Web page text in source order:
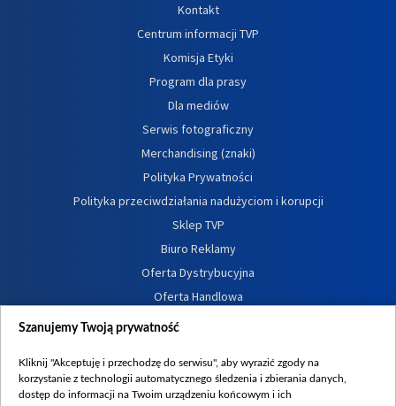
Kontakt
Centrum informacji TVP
Komisja Etyki
Program dla prasy
Dla mediów
Serwis fotograficzny
Merchandising (znaki)
Polityka Prywatności
Polityka przeciwdziałania nadużyciom i korupcji
Sklep TVP
Biuro Reklamy
Oferta Dystrybucyjna
Oferta Handlowa
Dostępność
Procedura zgłoszeń wewnętrznych
Szanujemy Twoją prywatność
Kliknij "Akceptuję i przechodzę do serwisu", aby wyrazić zgody na
korzystanie z technologii automatycznego śledzenia i zbierania danych,
dostęp do informacji na Twoim urządzeniu końcowym i ich